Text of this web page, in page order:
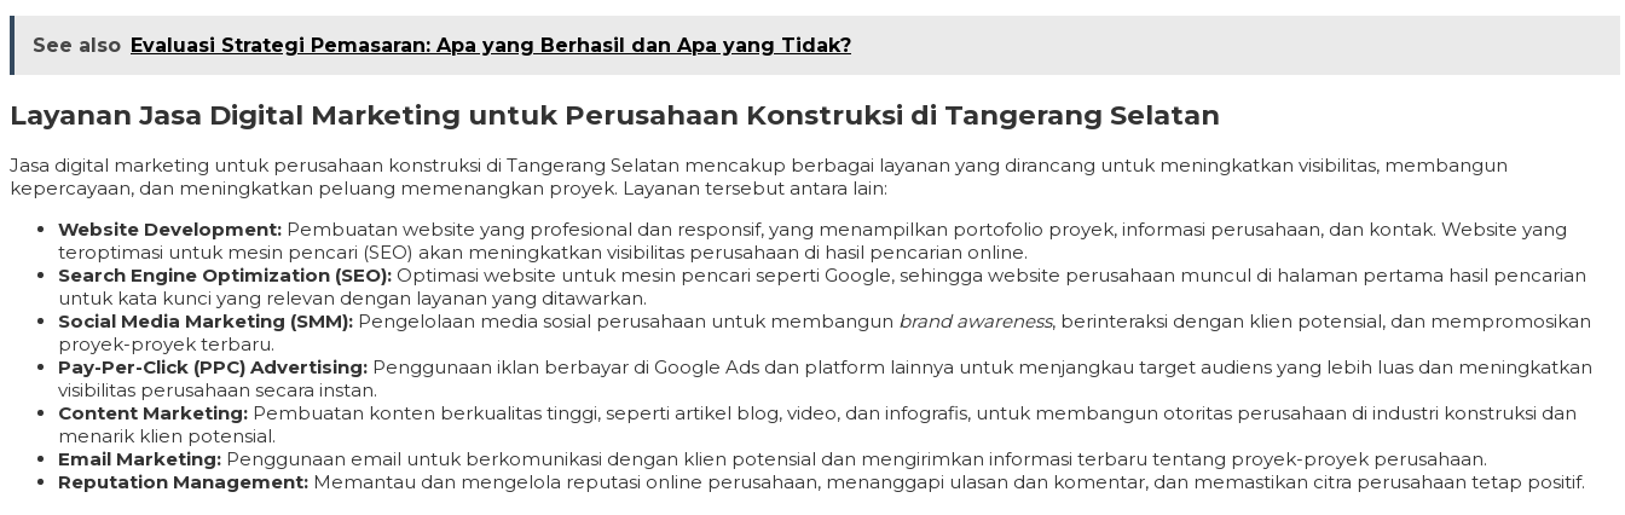
See also Evaluasi Strategi Pemasaran: Apa yang Berhasil dan Apa yang Tidak?
Layanan Jasa Digital Marketing untuk Perusahaan Konstruksi di Tangerang Selatan
Jasa digital marketing untuk perusahaan konstruksi di Tangerang Selatan mencakup berbagai layanan yang dirancang untuk meningkatkan visibilitas, membangun
kepercayaan, dan meningkatkan peluang memenangkan proyek. Layanan tersebut antara lain:
Website Development: Pembuatan website yang profesional dan responsif, yang menampilkan portofolio proyek, informasi perusahaan, dan kontak. Website yang
teroptimasi untuk mesin pencari (SEO) akan meningkatkan visibilitas perusahaan di hasil pencarian online.
Search Engine Optimization (SEO): Optimasi website untuk mesin pencari seperti Google, sehingga website perusahaan muncul di halaman pertama hasil pencarian
untuk kata kunci yang relevan dengan layanan yang ditawarkan.
Social Media Marketing (SMM): Pengelolaan media sosial perusahaan untuk membangun brand awareness, berinteraksi dengan klien potensial, dan mempromosikan
proyek-proyek terbaru.
Pay-Per-Click (PPC) Advertising: Penggunaan iklan berbayar di Google Ads dan platform lainnya untuk menjangkau target audiens yang lebih luas dan meningkatkan
visibilitas perusahaan secara instan.
Content Marketing: Pembuatan konten berkualitas tinggi, seperti artikel blog, video, dan infografis, untuk membangun otoritas perusahaan di industri konstruksi dan
menarik klien potensial.
Email Marketing: Penggunaan email untuk berkomunikasi dengan klien potensial dan mengirimkan informasi terbaru tentang proyek-proyek perusahaan.
Reputation Management: Memantau dan mengelola reputasi online perusahaan, menanggapi ulasan dan komentar, dan memastikan citra perusahaan tetap positif.